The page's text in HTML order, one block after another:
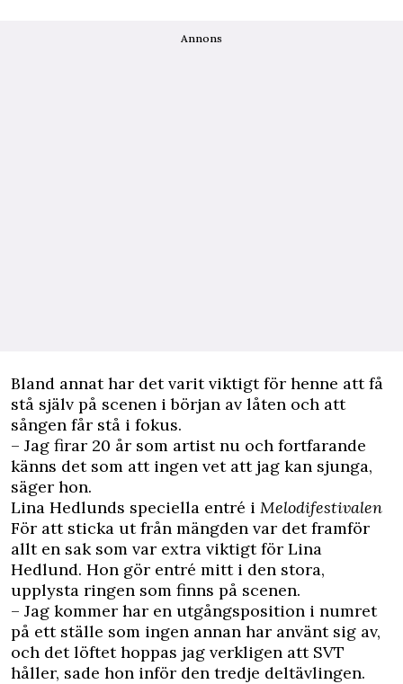
Annons
Bland annat har det varit viktigt för henne att få
stå själv på scenen i början av låten och att
sången får stå i fokus.
– Jag firar 20 år som artist nu och fortfarande
känns det som att ingen vet att jag kan sjunga,
säger hon.
Lina Hedlunds speciella entré i Melodifestivalen
För att sticka ut från mängden var det framför
allt en sak som var extra viktigt för Lina
Hedlund. Hon gör entré mitt i den stora,
upplysta ringen som finns på scenen.
– Jag kommer har en utgångsposition i numret
på ett ställe som ingen annan har använt sig av,
och det löftet hoppas jag verkligen att SVT
håller, sade hon inför den tredje deltävlingen.